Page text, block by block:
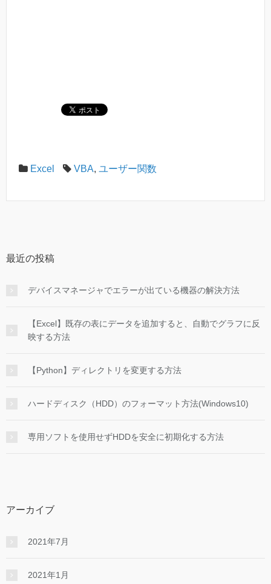
Excel VBA, ユーザー関数
最近の投稿
デバイスマネージャでエラーが出ている機器の解決方法
【Excel】既存の表にデータを追加すると、自動でグラフに反
映する方法
【Python】ディレクトリを変更する方法
ハードディスク（HDD）のフォーマット方法(Windows10)
専用ソフトを使用せずHDDを安全に初期化する方法
アーカイブ
2021年7月
2021年1月